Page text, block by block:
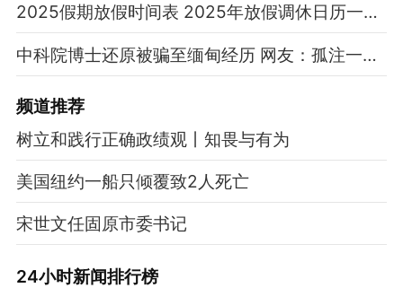
2025假期放假时间表 2025年放假调休日历一览表
中科院博士还原被骗至缅甸经历 网友：孤注一掷现实版
频道推荐
树立和践行正确政绩观丨知畏与有为
美国纽约一船只倾覆致2人死亡
宋世文任固原市委书记
24小时新闻排行榜